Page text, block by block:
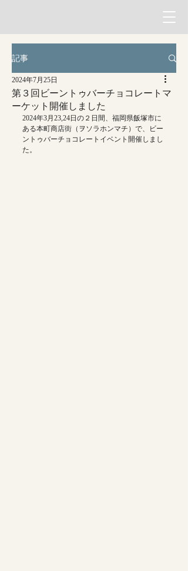
記事
第３回ビーントゥバーチョコレートマ
ーケット開催しました
2024年7月25日
2024年3月23,24日の２日間、福岡県飯塚市に
ある本町商店街（ヲソラホンマチ）で、ビー
ントゥバーチョコレートイベント開催しまし
た。